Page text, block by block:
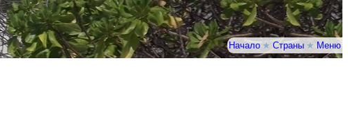
Начало★ Страны ★ Меню